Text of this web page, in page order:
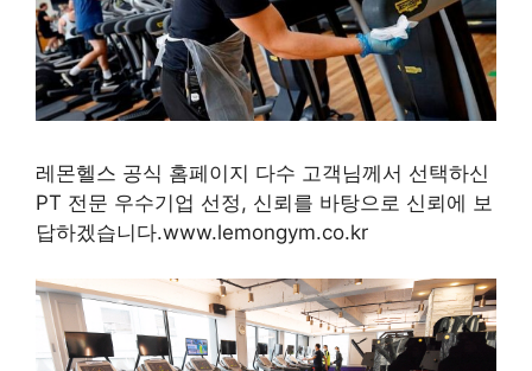
레몬헬스 공식 홈페이지 다수 고객님께서 선택하신
PT 전문 우수기업 선정, 신뢰를 바탕으로 신뢰에 보
답하겠습니다.www.lemongym.co.kr